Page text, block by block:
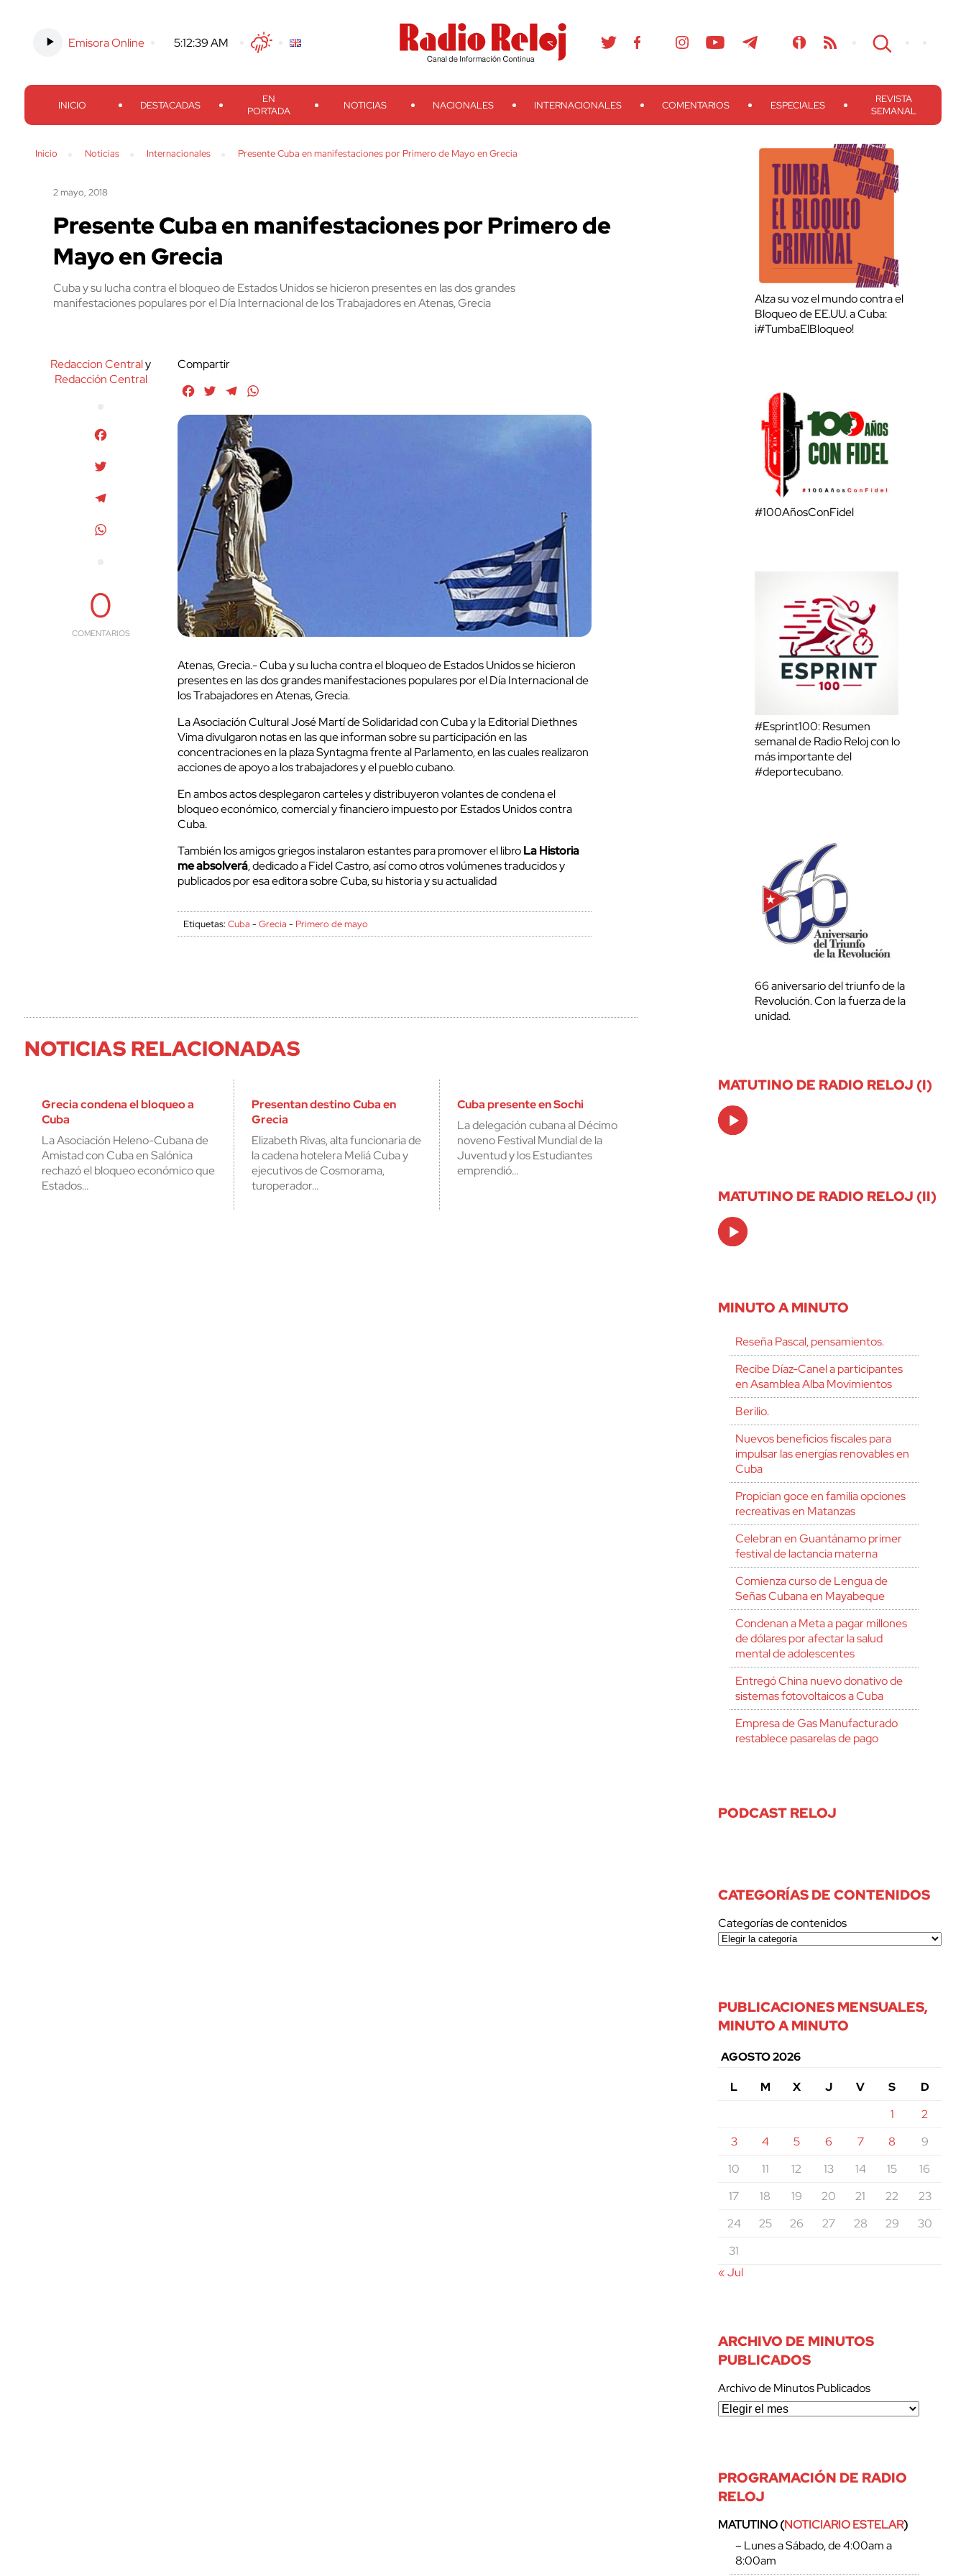
Emisora Online 5:12:40 AM TwitterFacebook
Threads
Instagram TelegramTeveo Ivoox RSS Search
INICIO DESTACADAS
EN
PORTADA
NOTICIAS NACIONALES INTERNACIONALES COMENTARIOS ESPECIALES
REVISTA
SEMANAL
Inicio Noticias Internacionales Presente Cuba en manifestaciones por Primero de Mayo en Grecia
2 mayo, 2018
Presente Cuba en manifestaciones por Primero de
Mayo en Grecia
Cuba y su lucha contra el bloqueo de Estados Unidos se hicieron presentes en las dos grandes
manifestaciones populares por el Día Internacional de los Trabajadores en Atenas, Grecia
Redaccion Centraly
Redacción Central
0
COMENTARIOS
Compartir
FacebookTwitterTelegram
Atenas, Grecia.- Cuba y su lucha contra el bloqueo de Estados Unidos se hicieron
presentes en las dos grandes manifestaciones populares por el Día Internacional de
los Trabajadores en Atenas, Grecia.
La Asociación Cultural José Martí de Solidaridad con Cuba y la Editorial Diethnes
Vima divulgaron notas en las que informan sobre su participación en las
concentraciones en la plaza Syntagma frente al Parlamento, en las cuales realizaron
acciones de apoyo a los trabajadores y el pueblo cubano.
En ambos actos desplegaron carteles y distribuyeron volantes de condena el
bloqueo económico, comercial y financiero impuesto por Estados Unidos contra
Cuba.
También los amigos griegos instalaron estantes para promover el libroLa Historia
me absolverá, dedicado a Fidel Castro, así como otros volúmenes traducidos y
publicados por esa editora sobre Cuba, su historia y su actualidad
Etiquetas:Cuba -Grecia - Primero de mayo
NOTICIAS RELACIONADAS
Grecia condena el bloqueo a
Cuba
La Asociación Heleno-Cubana de
Amistad con Cuba en Salónica
rechazó el bloqueo económico que
Estados…
Presentan destino Cuba en
Grecia
Elizabeth Rivas, alta funcionaria de
la cadena hotelera Meliá Cuba y
ejecutivos de Cosmorama,
turoperador…
Cuba presente en Sochi
La delegación cubana al Décimo
noveno Festival Mundial de la
Juventud y los Estudiantes
emprendió…
Alza su voz el mundo contra el
Bloqueo de EE.UU. a Cuba:
¡#TumbaElBloqueo!
#100AñosConFidel
#Esprint100: Resumen
semanal de Radio Reloj con lo
más importante del
#deportecubano.
66 aniversario del triunfo de la
Revolución. Con la fuerza de la
unidad.
MATUTINO DE RADIO RELOJ (I)
Audio
Player
MATUTINO DE RADIO RELOJ (II)
Audio
Player
MINUTO A MINUTO
Reseña Pascal, pensamientos.
Recibe Díaz-Canel a participantes
en Asamblea Alba Movimientos
Berilio.
Nuevos beneficios fiscales para
impulsar las energías renovables en
Cuba
Propician goce en familia opciones
recreativas en Matanzas
Celebran en Guantánamo primer
festival de lactancia materna
Comienza curso de Lengua de
Señas Cubana en Mayabeque
Condenan a Meta a pagar millones
de dólares por afectar la salud
mental de adolescentes
Entregó China nuevo donativo de
sistemas fotovoltaicos a Cuba
Empresa de Gas Manufacturado
restablece pasarelas de pago
PODCAST RELOJ
CATEGORÍAS DE CONTENIDOS
Categorías de contenidos
PUBLICACIONES MENSUALES,
MINUTO A MINUTO
AGOSTO 2026
L
M X J V S
D
1
2
3
4 5 6 7 8
9
10
11 12 13 14 15
16
17
18 19 20 21 22
23
24
25 26 27 28 29
30
31
« Jul
ARCHIVO DE MINUTOS
PUBLICADOS
Archivo de Minutos Publicados
PROGRAMACIÓN DE RADIO
RELOJ
MATUTINO (NOTICIARIO ESTELAR)
– Lunes a Sábado, de 4:00am a
8:00am